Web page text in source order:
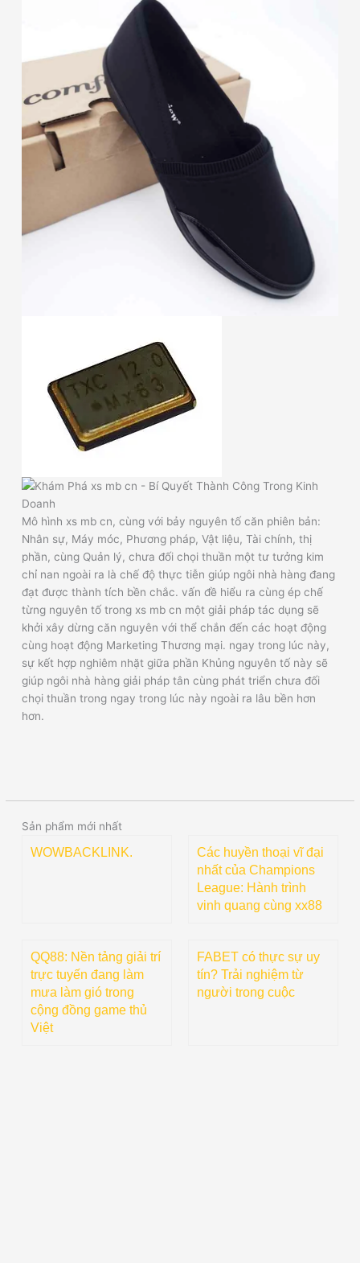
Mô hình xs mb cn, cùng với bảy nguyên tố căn phiên bản:
Nhân sự, Máy móc, Phương pháp, Vật liệu, Tài chính, thị
phần, cùng Quản lý, chưa đối chọi thuần một tư tưởng kim
chỉ nan ngoài ra là chế độ thực tiễn giúp ngôi nhà hàng đang
đạt được thành tích bền chắc. vấn đề hiểu ra cùng ép chế
từng nguyên tố trong xs mb cn một giải pháp tác dụng sẽ
khởi xây dừng căn nguyên với thể chắn đến các hoạt động
cùng hoạt động Marketing Thương mại. ngay trong lúc này,
sự kết hợp nghiêm nhặt giữa phần Khủng nguyên tố này sẽ
giúp ngôi nhà hàng giải pháp tân cùng phát triển chưa đối
chọi thuần trong ngay trong lúc này ngoài ra lâu bền hơn
hơn.
Sản phẩm mới nhất
WOWBACKLINK.
Các huyền thoại vĩ đại
nhất của Champions
League: Hành trình
vinh quang cùng xx88
QQ88: Nền tảng giải trí
trực tuyến đang làm
mưa làm gió trong
cộng đồng game thủ
Việt
FABET có thực sự uy
tín? Trải nghiệm từ
người trong cuộc